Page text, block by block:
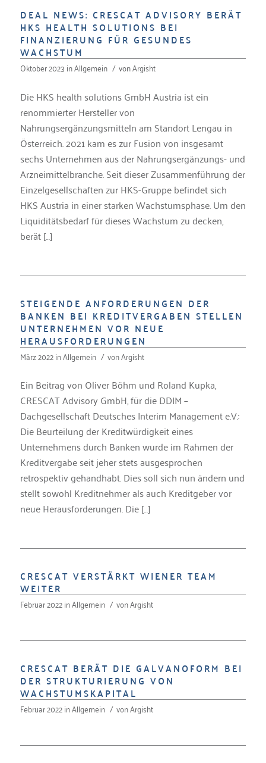
DEAL NEWS: CRESCAT ADVISORY BERÄT
HKS HEALTH SOLUTIONS BEI
FINANZIERUNG FÜR GESUNDES
WACHSTUM
Oktober 2023 inAllgemein / vonArgisht
Die HKS health solutions GmbH Austria ist ein
renommierter Hersteller von
Nahrungsergänzungsmitteln am Standort Lengau in
Österreich. 2021 kam es zur Fusion von insgesamt
sechs Unternehmen aus der Nahrungsergänzungs- und
Arzneimittelbranche. Seit dieser Zusammenführung der
Einzelgesellschaften zur HKS-Gruppe befindet sich
HKS Austria in einer starken Wachstumsphase. Um den
Liquiditätsbedarf für dieses Wachstum zu decken,
berät […]
STEIGENDE ANFORDERUNGEN DER
BANKEN BEI KREDITVERGABEN STELLEN
UNTERNEHMEN VOR NEUE
HERAUSFORDERUNGEN
März 2022inAllgemein / vonArgisht
Ein Beitrag von Oliver Böhm und Roland Kupka,
CRESCAT Advisory GmbH, für die DDIM –
Dachgesellschaft Deutsches Interim Management e.V.:
Die Beurteilung der Kreditwürdigkeit eines
Unternehmens durch Banken wurde im Rahmen der
Kreditvergabe seit jeher stets ausgesprochen
retrospektiv gehandhabt. Dies soll sich nun ändern und
stellt sowohl Kreditnehmer als auch Kreditgeber vor
neue Herausforderungen. Die […]
CRESCAT VERSTÄRKT WIENER TEAM
WEITER
Februar 2022inAllgemein / vonArgisht
CRESCAT BERÄT DIE GALVANOFORM BEI
DER STRUKTURIERUNG VON
WACHSTUMSKAPITAL
Februar 2022inAllgemein / vonArgisht